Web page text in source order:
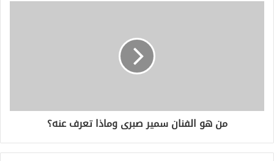
من هو الفنان سمير صبرى وماذا تعرف عنه؟